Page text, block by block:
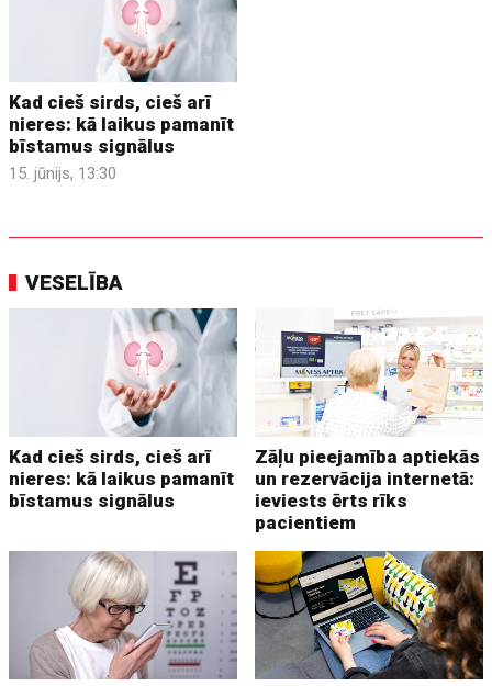
Kad cieš sirds, cieš arī
nieres: kā laikus pamanīt
bīstamus signālus
15. jūnijs, 13:30
VESELĪBA
Kad cieš sirds, cieš arī
nieres: kā laikus pamanīt
bīstamus signālus
Zāļu pieejamība aptiekās
un rezervācija internetā:
ieviests ērts rīks
pacientiem